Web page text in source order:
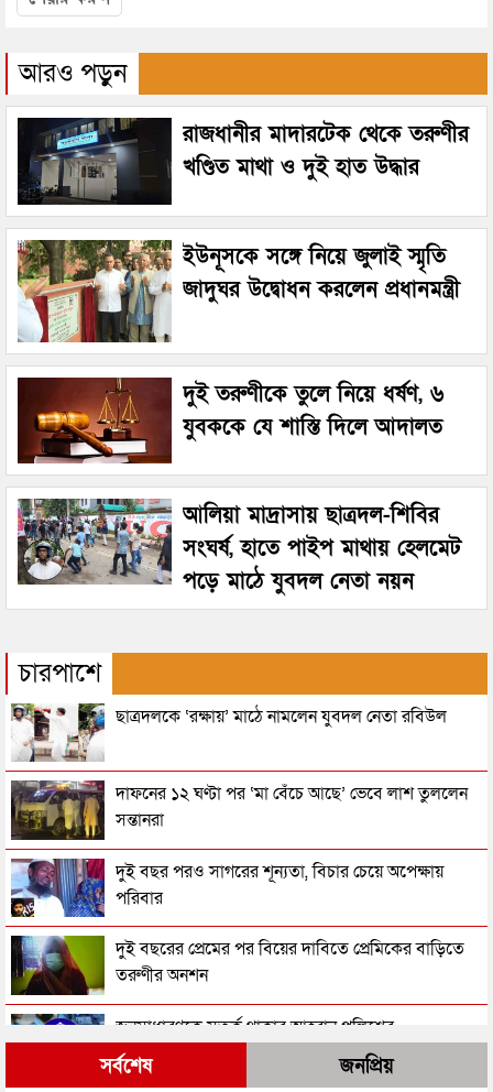
আরও পড়ুন
রাজধানীর মাদারটেক থেকে তরুণীর
খণ্ডিত মাথা ও দুই হাত উদ্ধার
ইউনূসকে সঙ্গে নিয়ে জুলাই স্মৃতি
জাদুঘর উদ্বোধন করলেন প্রধানমন্ত্রী
দুই তরুণীকে তুলে নিয়ে ধর্ষণ, ৬
যুবককে যে শাস্তি দিলে আদালত
আলিয়া মাদ্রাসায় ছাত্রদল-শিবির
সংঘর্ষ, হাতে পাইপ মাথায় হেলমেট
পড়ে মাঠে যুবদল নেতা নয়ন
চারপাশে
ছাত্রদলকে ‘রক্ষায়’ মাঠে নামলেন যুবদল নেতা রবিউল
দাফনের ১২ ঘণ্টা পর ‘মা বেঁচে আছে’ ভেবে লাশ তুললেন
সন্তানরা
দুই বছর পরও সাগরের শূন্যতা, বিচার চেয়ে অপেক্ষায়
পরিবার
দুই বছরের প্রেমের পর বিয়ের দাবিতে প্রেমিকের বাড়িতে
তরুণীর অনশন
জনসাধারণকে সতর্ক থাকার আহ্বান পুলিশের
সর্বশেষ জনপ্রিয়